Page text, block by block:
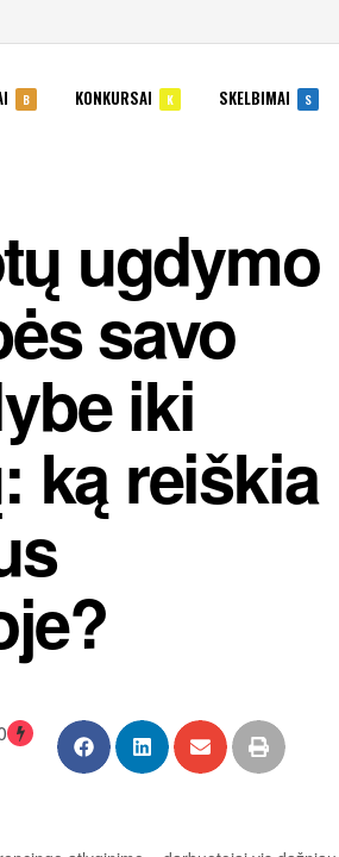
B KONKURSAI K SKELBIMAI S
ugdymo
savo
iki
ką reiškia